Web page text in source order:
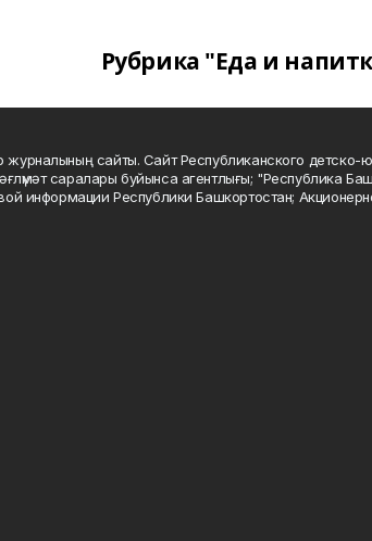
Рубрика "Еда и
сайты. Сайт Республиканского
саралары буйынса агентлығы; "Республика
информации Республики Башкортостан;